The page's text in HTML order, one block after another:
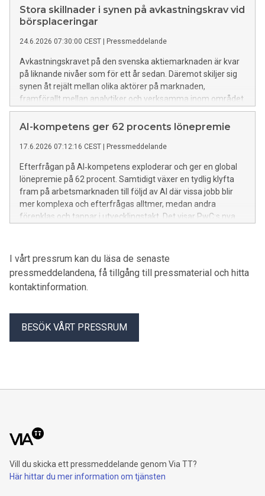
motståndskraftig demokrati inför valet 2026.
Stora skillnader i synen på avkastningskrav vid
börsplaceringar
24.6.2026 07:30:00 CEST | Pressmeddelande
Avkastningskravet på den svenska aktiemarknaden är kvar
på liknande nivåer som för ett år sedan. Däremot skiljer sig
synen åt rejält mellan olika aktörer på marknaden,
framförallt mellan analytiker och verksamma inom området
Corporate Finance. Det här visar Riskpremiestudien, som
PwC har tagit fram årligen sedan 1998. Studien visar även
över kreditrisker.
AI-kompetens ger 62 procents lönepremie
17.6.2026 07:12:16 CEST | Pressmeddelande
Efterfrågan på AI‑kompetens exploderar och ger en global
lönepremie på 62 procent. Samtidigt växer en tydlig klyfta
fram på arbetsmarknaden till följd av AI där vissa jobb blir
mer komplexa och efterfrågas alltmer, medan andra
förenklas och tappar i utvecklingstakt. Det visar PwC:s nya
I vårt pressrum kan du läsa de senaste
pressmeddelandena, få tillgång till pressmaterial och hitta
kontaktinformation.
BESÖK VÅRT PRESSRUM
Vill du skicka ett pressmeddelande genom Via TT?
Här hittar du mer information om tjänsten